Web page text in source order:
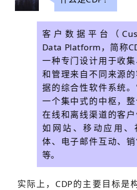
客户数据平台（
Data Platform，简称
一种专门设计用于收
和管理来自不同来源
据的综合性软件系统。
一个集中式的中枢，
在线和离线渠道的客户
如 网站、移动应用、
体、电子邮件互动、
等。
实际上，CDP的主要目标是